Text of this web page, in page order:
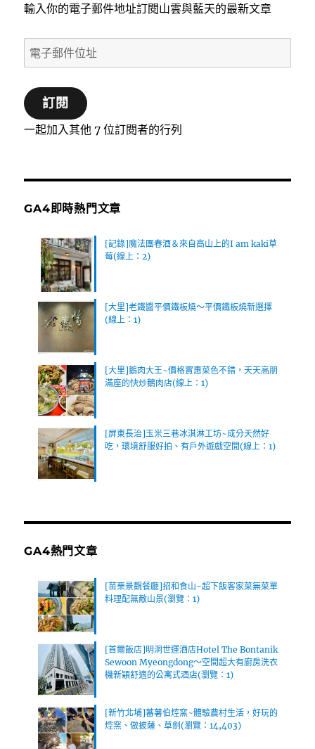
輸入你的電子郵件地址訂閱山雲與藍天的最新文章
電
子
郵
件
位
訂閱
一起加入其他 7 位訂閱者的行列
GA4即時熱門文章
[記錄]魔法團春酒＆來自高山上的I am kaki草
莓(線上：2)
[大里]老鐵醬平價鐵板燒～平價鐵板燒新選擇
(線上：1)
[大里]鵝肉大王~價格實惠菜色不錯，天天高朋
滿座的快炒鵝肉店(線上：1)
[屏東長治]玉米三巷冰淇淋工坊~成分天然好
吃，環境舒服好拍、有戶外遊戲空間(線上：1)
GA4熱門文章
[苗栗景觀餐廳]招和食山~超下飯客家菜無菜單
料理配無敵山景(瀏覽：1)
[首爾飯店]明洞世運酒店Hotel The Bontanik
Sewoon Myeongdong～空間超大有廚房洗衣
機新穎舒適的公寓式酒店(瀏覽：1)
[新竹北埔]蕃薯伯焢窯~體驗農村生活，好玩的
焢窯、做披薩、草劍(瀏覽：14,403)